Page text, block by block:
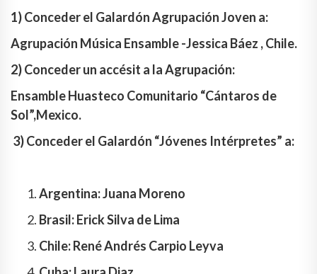
1) Conceder el Galardón Agrupación Joven a:
Agrupación Música Ensamble -Jessica Báez , Chile.
2) Conceder un accésit a la Agrupación:
Ensamble Huasteco Comunitario “Cántaros de
Sol”,Mexico.
3) Conceder el Galardón “Jóvenes Intérpretes” a:
Argentina: Juana Moreno
Brasil: Erick Silva de Lima
Chile: René Andrés Carpio Leyva